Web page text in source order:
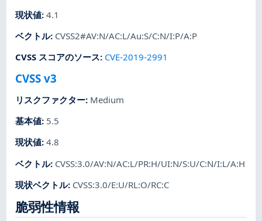
現状値:4.1
ベクトル: CVSS2#AV:N/AC:L/Au:S/C:N/I:P/A:P
CVSS スコアのソース: CVE-2019-2991
CVSS v3
リスクファクター: Medium
基本値: 5.5
現状値:4.8
ベクトル: CVSS:3.0/AV:N/AC:L/PR:H/UI:N/S:U/C:N/I:L/A:H
現状ベクトル: CVSS:3.0/E:U/RL:O/RC:C
脆弱性情報